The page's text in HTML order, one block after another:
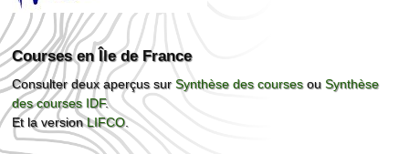
Courses en Île de France
Consulter deux aperçus surSynthèse des coursesouSynthèse
des courses IDF.
Et la versionLIFCO.